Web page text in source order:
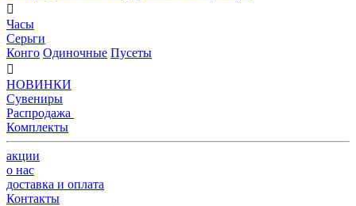

Часы
Серьги
Конго Одиночные Пусеты

НОВИНКИ
Сувениры
Распродажа
Комплекты
акции
о нас
доставка и оплата
Контакты